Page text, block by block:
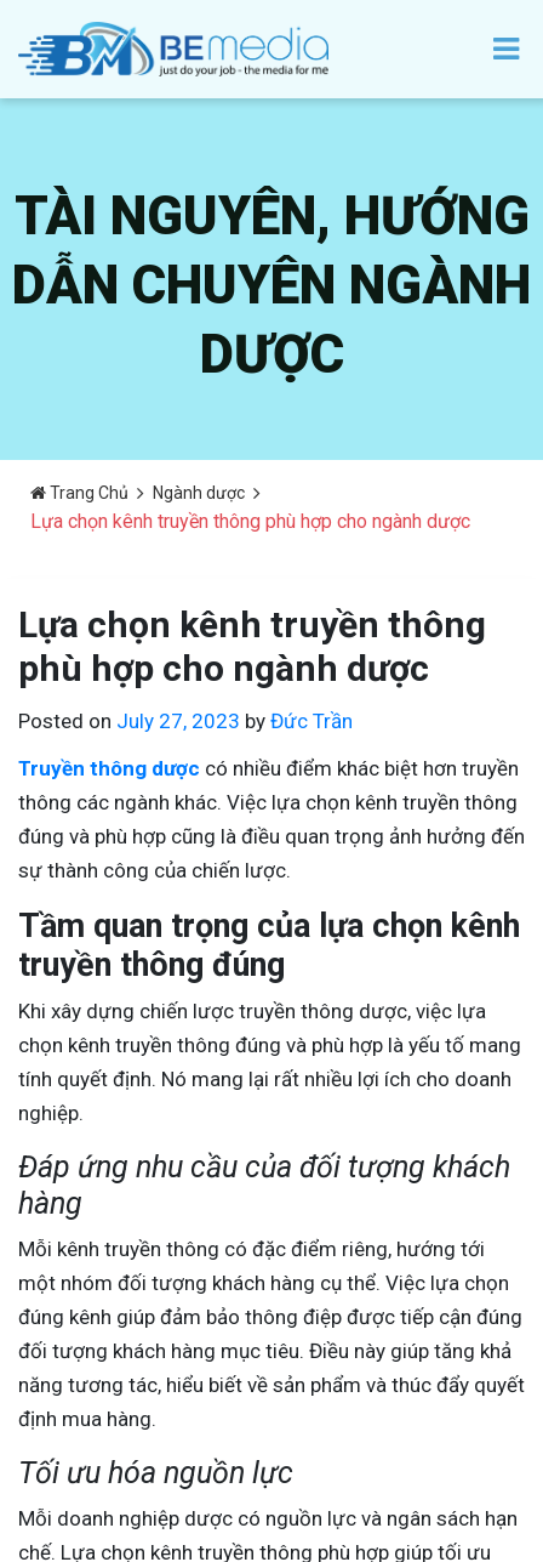
TÀI NGUYÊN, HƯỚNG
DẪN CHUYÊN NGÀNH
DƯỢC
Trang Chủ Ngành dược
Lựa chọn kênh truyền thông phù hợp cho ngành dược
Lựa chọn kênh truyền thông
phù hợp cho ngành dược
Posted on July 27, 2023 by Đức Trần
Truyền thông dược có nhiều điểm khác biệt hơn truyền
thông các ngành khác. Việc lựa chọn kênh truyền thông
đúng và phù hợp cũng là điều quan trọng ảnh hưởng đến
sự thành công của chiến lược.
Tầm quan trọng của lựa chọn kênh
truyền thông đúng
Khi xây dựng chiến lược truyền thông dược, việc lựa
chọn kênh truyền thông đúng và phù hợp là yếu tố mang
tính quyết định. Nó mang lại rất nhiều lợi ích cho doanh
nghiệp.
Đáp ứng nhu cầu của đối tượng khách
hàng
Mỗi kênh truyền thông có đặc điểm riêng, hướng tới
một nhóm đối tượng khách hàng cụ thể. Việc lựa chọn
đúng kênh giúp đảm bảo thông điệp được tiếp cận đúng
đối tượng khách hàng mục tiêu. Điều này giúp tăng khả
năng tương tác, hiểu biết về sản phẩm và thúc đẩy quyết
định mua hàng.
Tối ưu hóa nguồn lực
Mỗi doanh nghiệp dược có nguồn lực và ngân sách hạn
chế. Lựa chọn kênh truyền thông phù hợp giúp tối ưu